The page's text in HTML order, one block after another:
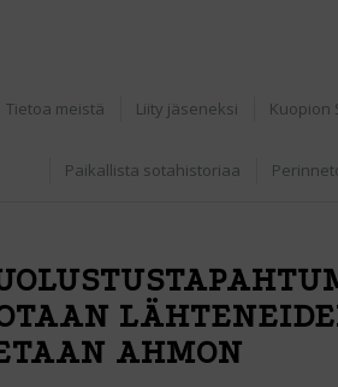
Tietoa meistä Liity jäseneksi Kuopion
Paikallista sotahistoriaa
AHMON